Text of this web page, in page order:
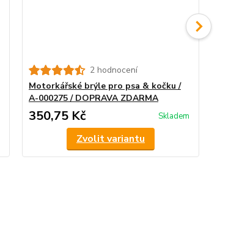
2 hodnocení
Motorkářské brýle pro psa & kočku /
A-000275 / DOPRAVA ZDARMA
350,75 Kč Skladem
Zvolit variantu